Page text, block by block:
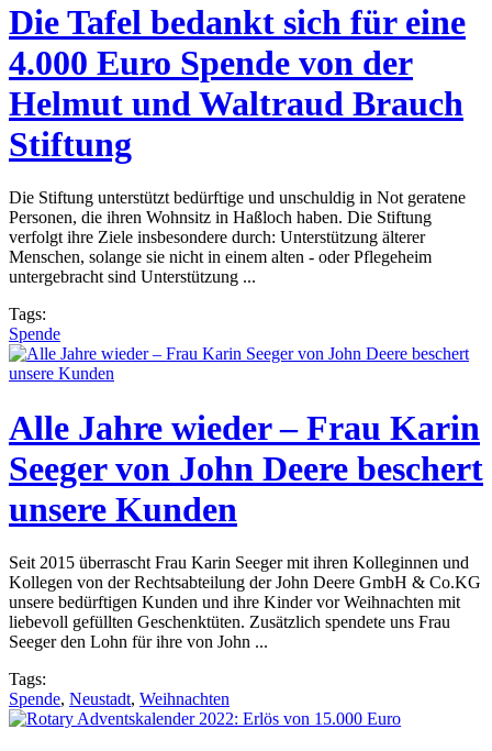
Die Tafel bedankt sich für eine
4.000 Euro Spende von der
Helmut und Waltraud Brauch
Stiftung
Die Stiftung unterstützt bedürftige und unschuldig in Not geratene
Personen, die ihren Wohnsitz in Haßloch haben. Die Stiftung
verfolgt ihre Ziele insbesondere durch: Unterstützung älterer
Menschen, solange sie nicht in einem alten - oder Pflegeheim
untergebracht sind Unterstützung ...
Tags:
Spende
Alle Jahre wieder – Frau Karin
Seeger von John Deere beschert
unsere Kunden
Seit 2015 überrascht Frau Karin Seeger mit ihren Kolleginnen und
Kollegen von der Rechtsabteilung der John Deere GmbH & Co.KG
unsere bedürftigen Kunden und ihre Kinder vor Weihnachten mit
liebevoll gefüllten Geschenktüten. Zusätzlich spendete uns Frau
Seeger den Lohn für ihre von John ...
Tags:
Spende, Neustadt, Weihnachten